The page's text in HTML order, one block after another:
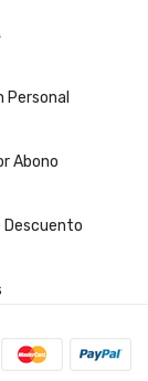
Personal
Abono
Descuento